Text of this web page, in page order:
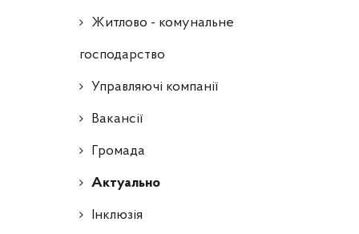
Житлово - комунальне
господарство
Управляючі компанії
Ваканcії
Громада
Актуально
Інклюзія